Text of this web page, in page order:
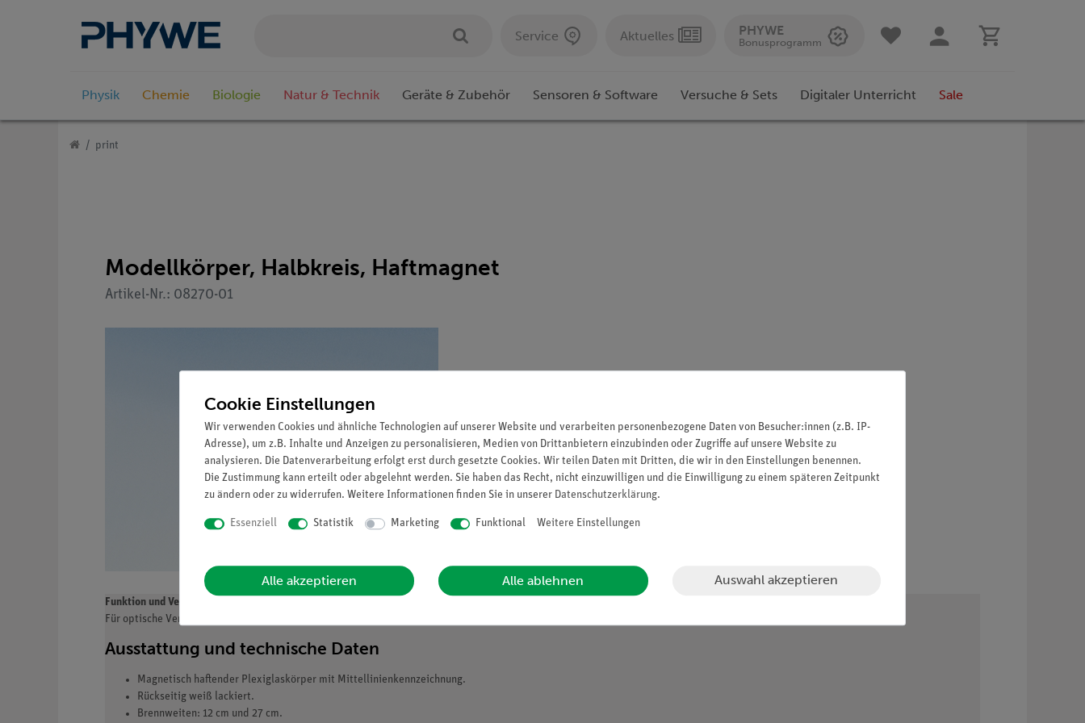
Service Aktuelles PHYWE
Bonusprogramm
Physik Chemie Biologie Natur & Technik Geräte & Zubehör Sensoren & Software Versuche & Sets Digitaler Unterricht Sale
print
Modellkörper, Halbkreis, Haftmagnet
Artikel-Nr.: 08270-01
Funktion und Verwendung
Für optische Versuche an der Hafttafel.
Ausstattung und technische Daten
Magnetisch haftender Plexiglaskörper mit Mittellinienkennzeichnung.
Rückseitig weiß lackiert.
Brennweiten: 12 cm und 27 cm.
Cookie Einstellungen
Wir verwenden Cookies und ähnliche Technologien auf unserer Website und verarbeiten personenbezogene Daten von Besucher:innen (z.B. IP-
Adresse), um z.B. Inhalte und Anzeigen zu personalisieren, Medien von Drittanbietern einzubinden oder Zugriffe auf unsere Website zu
analysieren. Die Datenverarbeitung erfolgt erst durch gesetzte Cookies. Wir teilen Daten mit Dritten, die wir in den Einstellungen benennen.
Die Zustimmung kann erteilt oder abgelehnt werden. Sie haben das Recht, nicht einzuwilligen und die Einwilligung zu einem späteren Zeitpunkt
zu ändern oder zu widerrufen. Weitere Informationen finden Sie in unserer Daten­schutz­erklärung.
Essenziell Statistik Marketing Funktional Weitere Einstellungen
Alle akzeptieren Alle ablehnen Auswahl akzeptieren